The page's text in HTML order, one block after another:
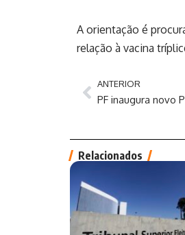
A orientação é
relação à vacina
ANTERIOR
Relacionados